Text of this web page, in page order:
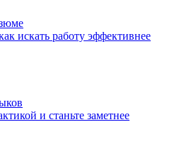
искать работу эффективнее
и станьте заметнее